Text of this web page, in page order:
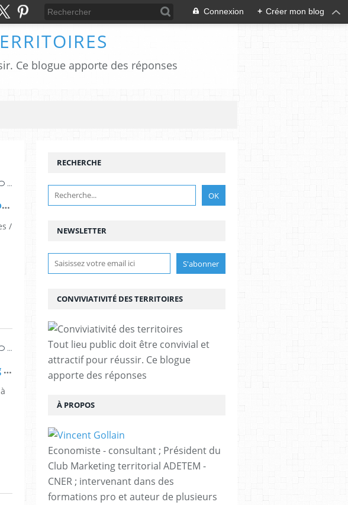
Connexion + Créer mon blog
Ce blogue apporte des réponses
…
Placemaking : une vidéo pour tout comprendre de ses origines
/
…
Urban design et Urban planning : quelles définitions et complémentarités ? (en anglais)
NEWSLETTER
RECHERCHE
CONVIVIATIVITÉ DES TERRITOIRES
Tout lieu public doit être convivial et
attractif pour réussir. Ce blogue
apporte des réponses
À PROPOS
Economiste - consultant ; Président du
Club Marketing territorial ADETEM -
CNER ; intervenant dans des
formations pro et auteur de plusieurs